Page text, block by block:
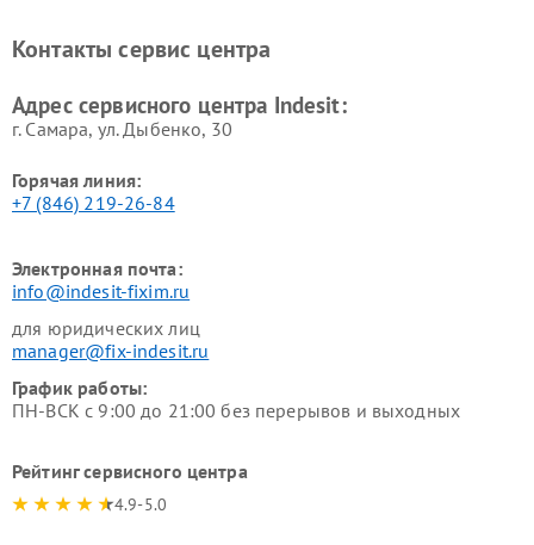
Indesit
Indesit
Контакты сервис центра
Адрес сервисного центра Indesit:
г. Самара, ул. Дыбенко, 30
Горячая линия:
+7 (846) 219-26-84
Электронная почта:
info@indesit-fixim.ru
для юридических лиц
manager@fix-indesit.ru
График работы:
ПН-ВСК с 9:00 до 21:00 без перерывов и выходных
Рейтинг сервисного центра
4.9-5.0